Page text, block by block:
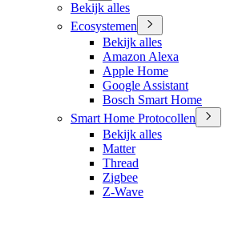
Bekijk alles
Ecosystemen
Bekijk alles
Amazon Alexa
Apple Home
Google Assistant
Bosch Smart Home
Smart Home Protocollen
Bekijk alles
Matter
Thread
Zigbee
Z-Wave